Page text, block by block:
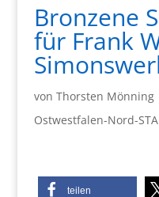
Bronzene
für Frank
von Thorsten Mönning
Ostwestfalen-Nord-
teilen